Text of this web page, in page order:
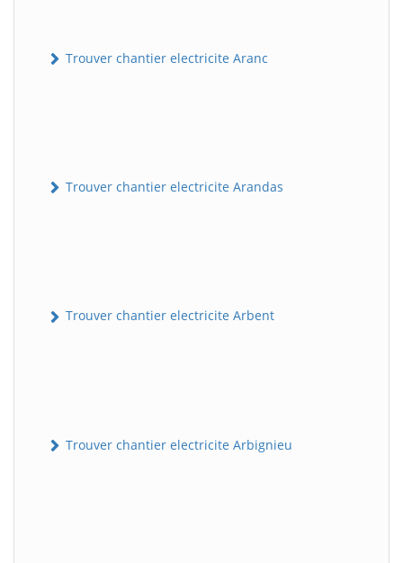
Trouver chantier electricite Aranc
Trouver chantier electricite Arandas
Trouver chantier electricite Arbent
Trouver chantier electricite Arbignieu